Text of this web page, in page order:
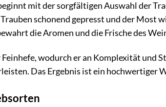
mit der sorgfältigen Auswahl der
schonend gepresst und der Most
die Aromen und die Frische des
wodurch er an Komplexität und
Das Ergebnis ist ein hochwertiger